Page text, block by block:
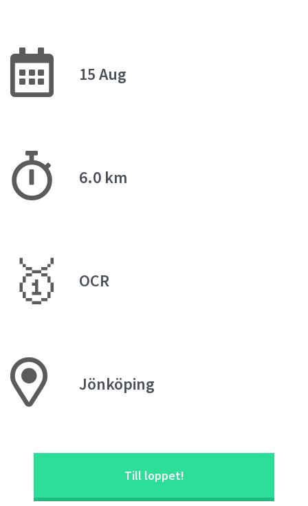
15 Aug
6.0 km
🥇 OCR
Jönköping
Till loppet!